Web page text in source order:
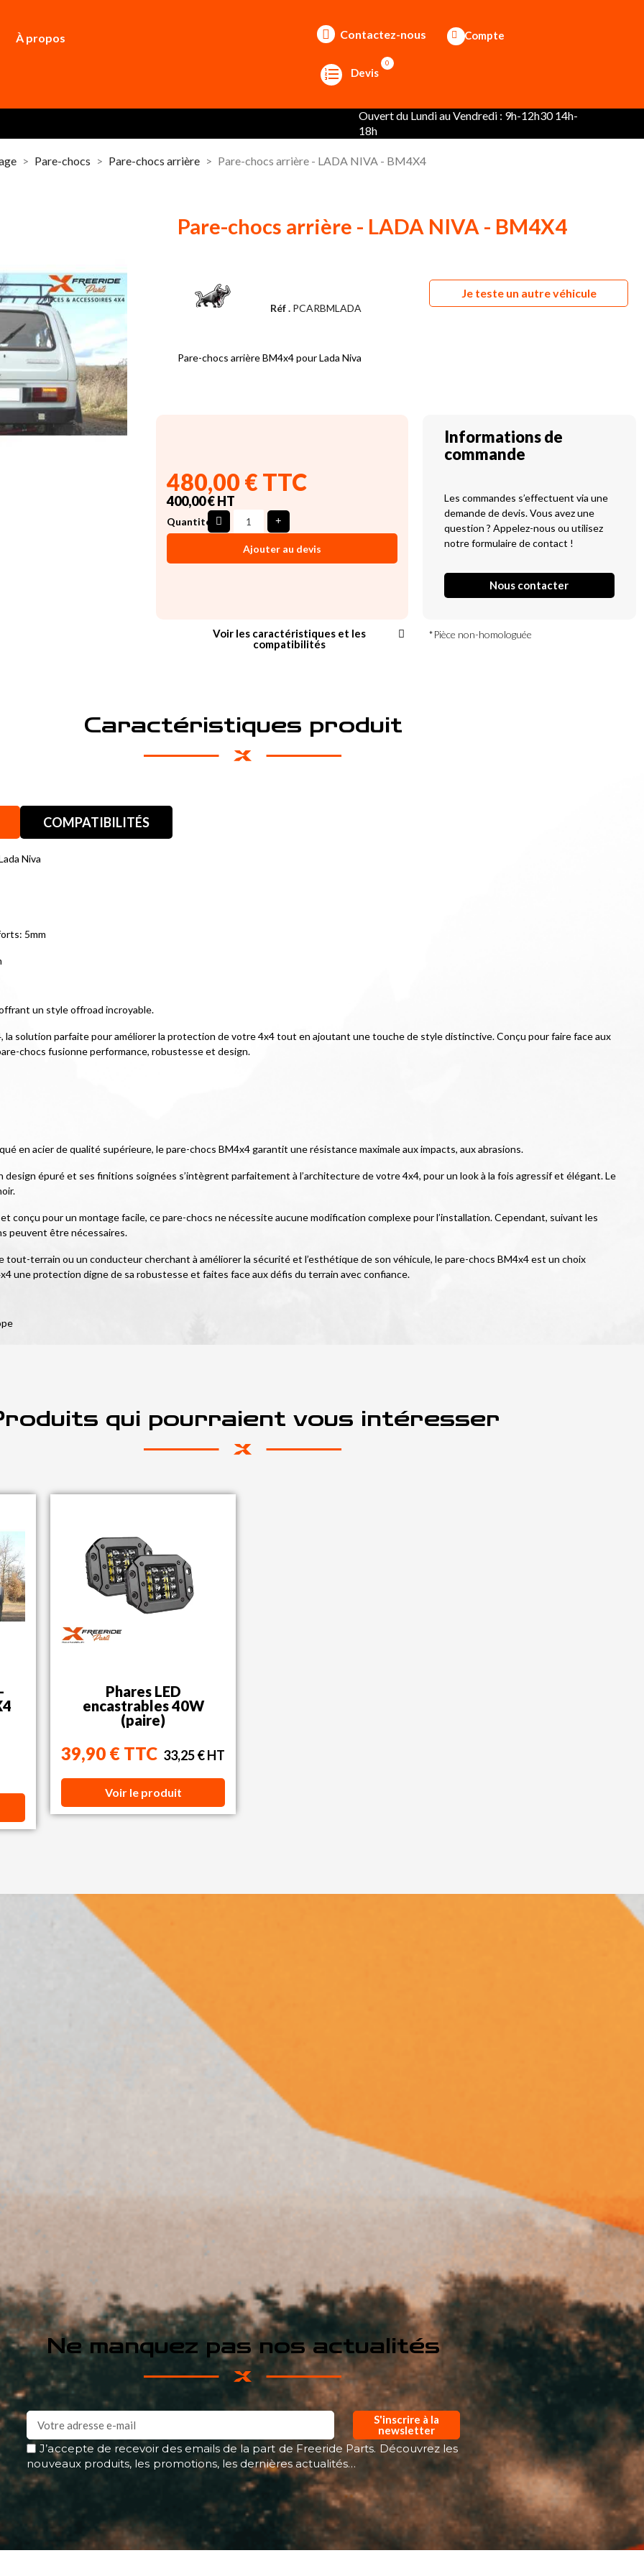
À propos Contactez-nous Compte
Devis
0
Ouvert du Lundi au Vendredi : 9h-12h30 14h-
18h
Pare-chocs Pare-chocs arrière Pare-chocs arrière - LADA NIVA - BM4X4
Pare-chocs arrière - LADA NIVA - BM4X4
Réf . PCARBMLADA
Pare-chocs arrière BM4x4 pour Lada Niva
Je teste un autre véhicule
480,00 € TTC
400,00 € HT
Quantité
Ajouter au devis
Informations de
commande
Les commandes s’effectuent via une
demande de devis. Vous avez une
question ? Appelez-nous ou utilisez
notre formulaire de contact !
Nous contacter
Voir les caractéristiques et les
compatibilités
*Pièce non-homologuée
Caractéristiques produit
COMPATIBILITÉS
Niva
5mm
un style offroad incroyable.
la solution parfaite pour améliorer la protection de votre 4x4 tout en ajoutant une touche de style distinctive. Conçu pour faire face aux
chocs fusionne performance, robustesse et design.
en acier de qualité supérieure, le pare-chocs BM4x4 garantit une résistance maximale aux impacts, aux abrasions.
épuré et ses finitions soignées s’intègrent parfaitement à l’architecture de votre 4x4, pour un look à la fois agressif et élégant. Le
conçu pour un montage facile, ce pare-chocs ne nécessite aucune modification complexe pour l’installation. Cependant, suivant les
peuvent être nécessaires.
tout-terrain ou un conducteur cherchant à améliorer la sécurité et l’esthétique de son véhicule, le pare-chocs BM4x4 est un choix
une protection digne de sa robustesse et faites face aux défis du terrain avec confiance.
qui pourraient vous intéresser
Phares LED
encastrables 40W
(paire)
39,90 € TTC 33,25 € HT
Voir le produit
Ne manquez pas nos actualités
S'inscrire à la
newsletter
J’accepte de recevoir des emails de la part de Freeride Parts. Découvrez les
nouveaux produits, les promotions, les dernières actualités…